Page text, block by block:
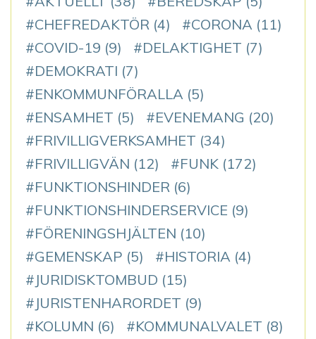
CHEFREDAKTÖR (4) CORONA (11)
COVID-19 (9) DELAKTIGHET (7)
DEMOKRATI (7)
ENKOMMUNFÖRALLA (5)
ENSAMHET (5) EVENEMANG (20)
FRIVILLIGVERKSAMHET (34)
FRIVILLIGVÄN (12) FUNK (172)
FUNKTIONSHINDER (6)
FUNKTIONSHINDERSERVICE (9)
FÖRENINGSHJÄLTEN (10)
GEMENSKAP (5) HISTORIA (4)
JURIDISKTOMBUD (15)
JURISTENHARORDET (9)
KOLUMN (6) KOMMUNALVALET (8)